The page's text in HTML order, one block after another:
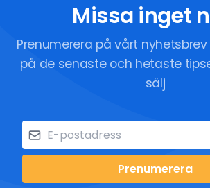
Missa inget
Prenumerera på vårt
på de senaste och hetaste
sälj
Prenumerera